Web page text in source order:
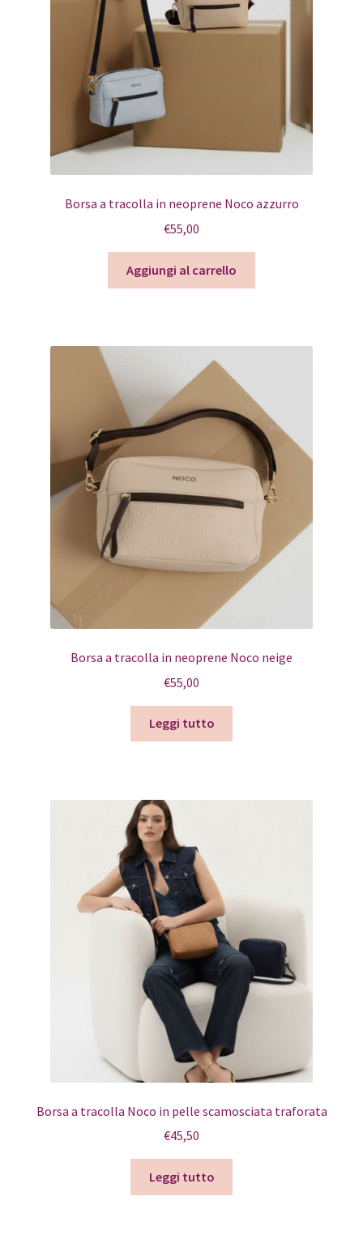
Borsa a tracolla in neoprene Noco azzurro
€55,00
Aggiungi al carrello
Borsa a tracolla in neoprene Noco neige
€55,00
Leggi tutto
Borsa a tracolla Noco in pelle scamosciata traforata
€45,50
Leggi tutto